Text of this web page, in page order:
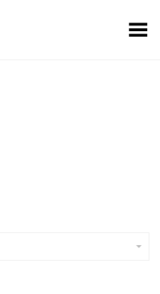
Toggle Menu